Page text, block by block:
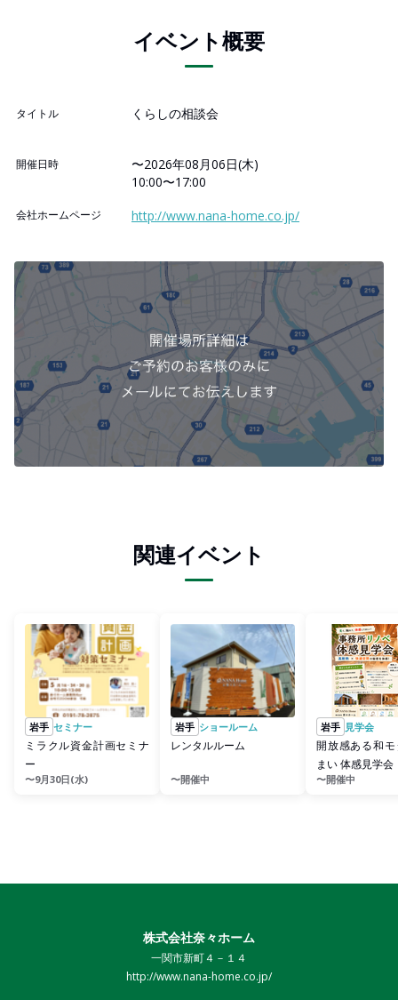
イベント概要
タイトル くらしの相談会
開催日時
〜2026年08月06日(木)
10:00〜17:00
会社ホームページ http://www.nana-home.co.jp/
関連イベント
岩手 セミナー
ミラクル資金計画セミナ
ー
〜9月30日(水)
岩手 ショールーム
レンタルルーム
〜開催中
岩手 見学会
開放感ある和
まい 体感見学会
〜開催中
株式会社奈々ホーム
一関市新町４－１４
http://www.nana-home.co.jp/